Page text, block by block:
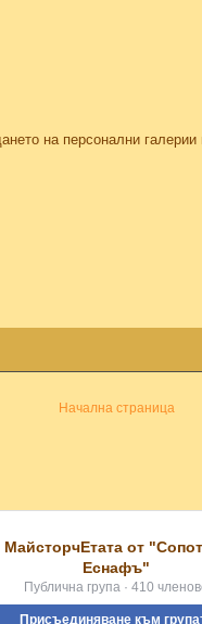
на персонални галерии
Начална страница
МайсторчЕтата от
Еснафъ"
Публична група · 410
Присъединяване към